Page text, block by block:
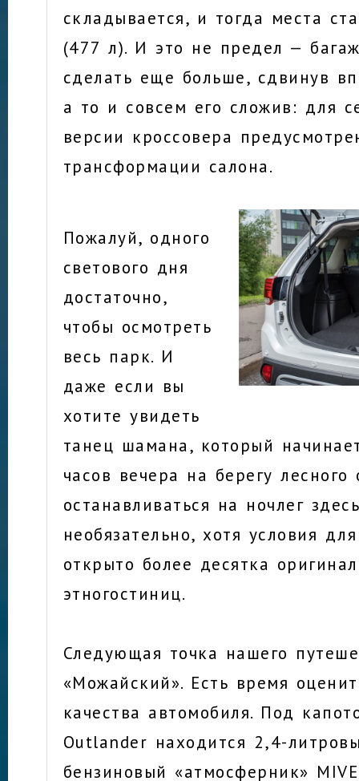
складывается, и тогда места
(477 л). И это не предел —
сделать еще больше, сдвинув
а то и совсем его сложив: для
версии кроссовера
трансформации салона.
Пожалуй, одного
светового дня
достаточно,
чтобы осмотреть
весь парк. И
даже если вы
хотите увидеть
танец шамана, который
часов вечера на берегу лесного
останавливаться на ночлег
необязательно, хотя условия
открыто более десятка
этногостиниц.
Следующая точка нашего
«Можайский». Есть время
качества автомобиля. Под
Outlander находится 2,4-
бензиновый «атмосферник»